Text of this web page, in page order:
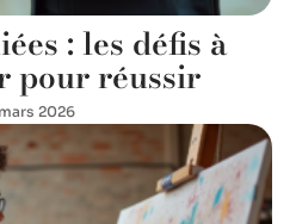
: les défis à
pour réussir
mars 2026